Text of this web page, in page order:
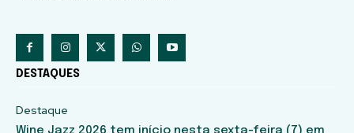
DESTAQUES
Destaque